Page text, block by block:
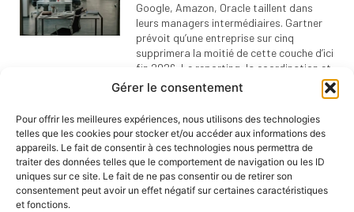
Gérer le consentement
Pour offrir les meilleures expériences, nous utilisons des technologies
telles que les cookies pour stocker et/ou accéder aux informations des
appareils. Le fait de consentir à ces technologies nous permettra de
traiter des données telles que le comportement de navigation ou les ID
uniques sur ce site. Le fait de ne pas consentir ou de retirer son
consentement peut avoir un effet négatif sur certaines caractéristiques
et fonctions.
Google, Amazon, Oracle taillent dans
leurs managers intermédiaires. Gartner
prévoit qu’une entreprise sur cinq
supprimera la moitié de cette couche d’ici
fin 2026. Le reporting, la coordination et
la synthèse — le cœur du métier — sont
mieux. Mais tout ne disparaît pas : le
coaching et le jugement restent humains.
Anatomie d’une fonction qui meurt pour
renaître autrement.